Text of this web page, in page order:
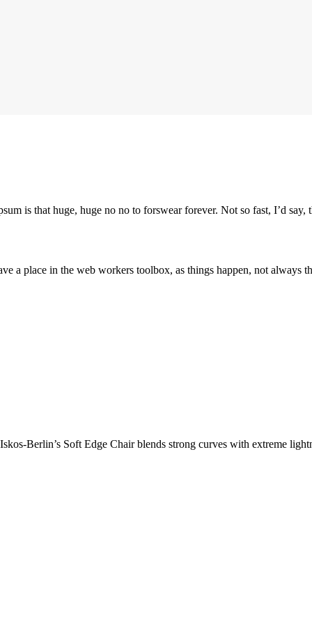
is that huge, huge no no to forswear forever. Not so fast, I’d say,
a place in the web workers toolbox, as things happen, not always
Berlin’s Soft Edge Chair blends strong curves with extreme